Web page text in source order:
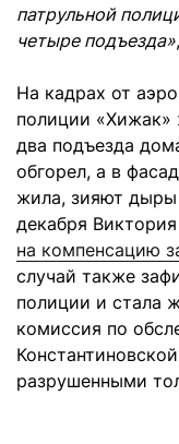
патрульной
четыре подъезда»
На кадрах от
полиции «Хижак»
два подъезда
обгорел, а в
жила, зияют дыры
декабря Виктория
на компенсацию
случай также
полиции и стала
комиссия по
разрушенными